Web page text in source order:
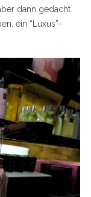
dann gedacht
ein “Luxus”-